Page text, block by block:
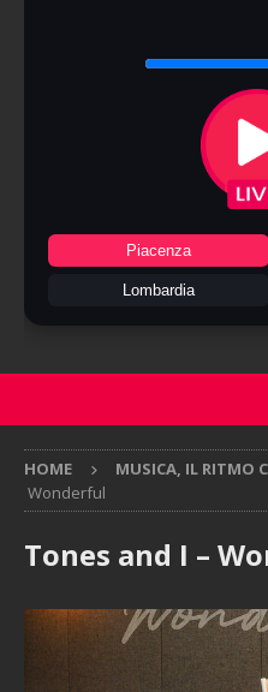
Piacenza
Lombardia
HOME MUSICA, IL RITMO
Wonderful
Tones and I –